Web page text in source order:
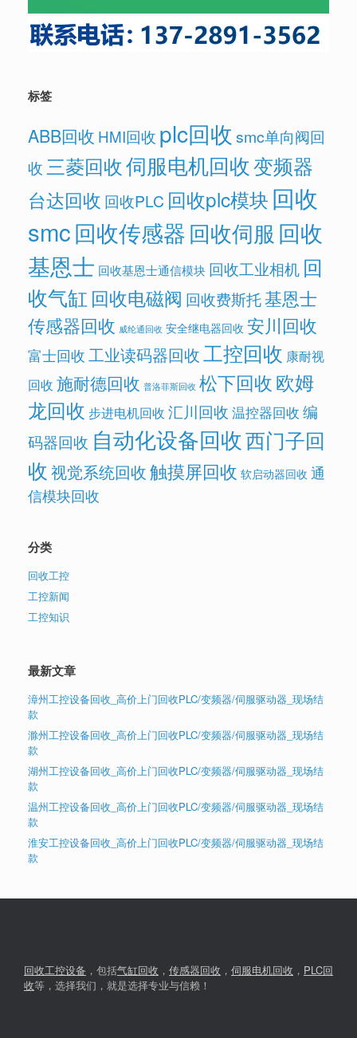
标签
ABB回收 HMI回收 plc回收 smc单向阀回
收三菱回收伺服电机回收变频器
台达回收 回收PLC 回收plc模块 回收
smc回收传感器回收伺服 回收
基恩士 回收基恩士通信模块 回收工业相机 回
收气缸 回收电磁阀 回收费斯托基恩士
传感器回收 威纶通回收 安全继电器回收 安川回收
富士回收工业读码器回收工控回收 康耐视
回收 施耐德回收 普洛菲斯回收 松下回收欧姆
龙回收 步进电机回收 汇川回收 温控器回收 编
码器回收 自动化设备回收西门子回
收视觉系统回收触摸屏回收 软启动器回收 通
信模块回收
分类
回收工控
工控新闻
工控知识
最新文章
漳州工控设备回收_高价上门回收PLC/变频器/伺服驱动器_现场结
款
滁州工控设备回收_高价上门回收PLC/变频器/伺服驱动器_现场结
款
湖州工控设备回收_高价上门回收PLC/变频器/伺服驱动器_现场结
款
温州工控设备回收_高价上门回收PLC/变频器/伺服驱动器_现场结
款
淮安工控设备回收_高价上门回收PLC/变频器/伺服驱动器_现场结
款
回收工控设备 ，包括气缸回收 ， 传感器回收 ， 伺服电机回收 ， PLC回
收等，选择我们，就是选择专业与信赖！